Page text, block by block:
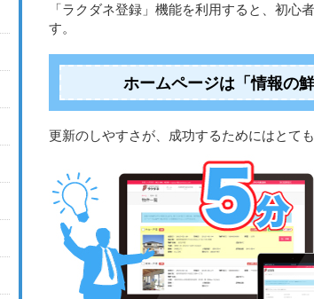
「ラクダネ登録」機能を利用すると、初
す。
ホームページは「情報の
更新のしやすさが、成功するためにはとて